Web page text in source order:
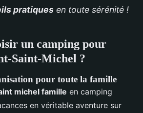
pratiques en toute sérénité !
un camping pour
Saint-Michel ?
pour toute la famille
michel famille en camping
en véritable aventure sur